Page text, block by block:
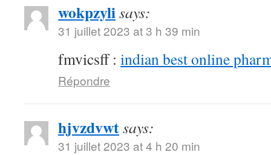
wokpzylisays:
31 juillet 2023 at 3 h 39 min
fmvicsff : indian best online
Répondre
hjvzdvwtsays:
31 juillet 2023 at 4 h 20 min